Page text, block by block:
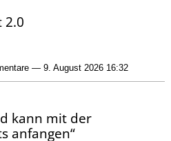
2.0
— 9. August 2026 16:32
kann mit der
anfangen“